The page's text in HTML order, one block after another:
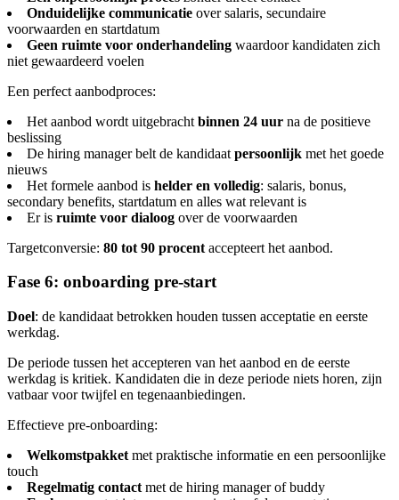
Onduidelijke communicatie over salaris, secundaire
voorwaarden en startdatum
Geen ruimte voor onderhandeling waardoor kandidaten zich
niet gewaardeerd voelen
Een perfect aanbodproces:
Het aanbod wordt uitgebracht binnen 24 uur na de positieve
beslissing
De hiring manager belt de kandidaat persoonlijk met het goede
nieuws
Het formele aanbod is helder en volledig: salaris, bonus,
secondary benefits, startdatum en alles wat relevant is
Er is ruimte voor dialoog over de voorwaarden
Targetconversie: 80 tot 90 procent accepteert het aanbod.
Fase 6: onboarding pre-start
Doel: de kandidaat betrokken houden tussen acceptatie en eerste
werkdag.
De periode tussen het accepteren van het aanbod en de eerste
werkdag is kritiek. Kandidaten die in deze periode niets horen, zijn
vatbaar voor twijfel en tegenaanbiedingen.
Effectieve pre-onboarding:
Welkomstpakket met praktische informatie en een persoonlijke
touch
Regelmatig contact met de hiring manager of buddy